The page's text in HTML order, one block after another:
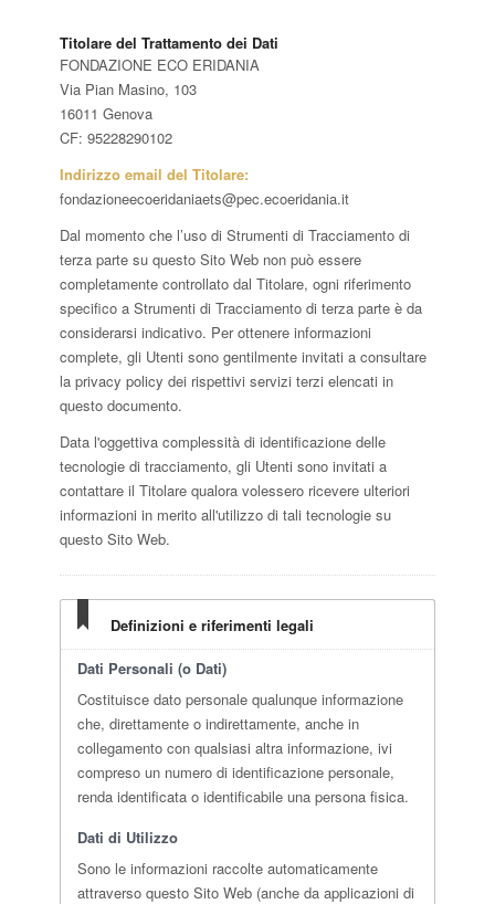
Titolare del Trattamento dei Dati
FONDAZIONE ECO ERIDANIA
Via Pian Masino, 103
16011 Genova
CF: 95228290102
Indirizzo email del Titolare:
fondazioneecoeridaniaets@pec.ecoeridania.it
Dal momento che l’uso di Strumenti di Tracciamento di
terza parte su questo Sito Web non può essere
completamente controllato dal Titolare, ogni riferimento
specifico a Strumenti di Tracciamento di terza parte è da
considerarsi indicativo. Per ottenere informazioni
complete, gli Utenti sono gentilmente invitati a consultare
la privacy policy dei rispettivi servizi terzi elencati in
questo documento.
Data l'oggettiva complessità di identificazione delle
tecnologie di tracciamento, gli Utenti sono invitati a
contattare il Titolare qualora volessero ricevere ulteriori
informazioni in merito all'utilizzo di tali tecnologie su
questo Sito Web.
Definizioni e riferimenti legali
Dati Personali (o Dati)
Costituisce dato personale qualunque informazione
che, direttamente o indirettamente, anche in
collegamento con qualsiasi altra informazione, ivi
compreso un numero di identificazione personale,
renda identificata o identificabile una persona fisica.
Dati di Utilizzo
Sono le informazioni raccolte automaticamente
attraverso questo Sito Web (anche da applicazioni di